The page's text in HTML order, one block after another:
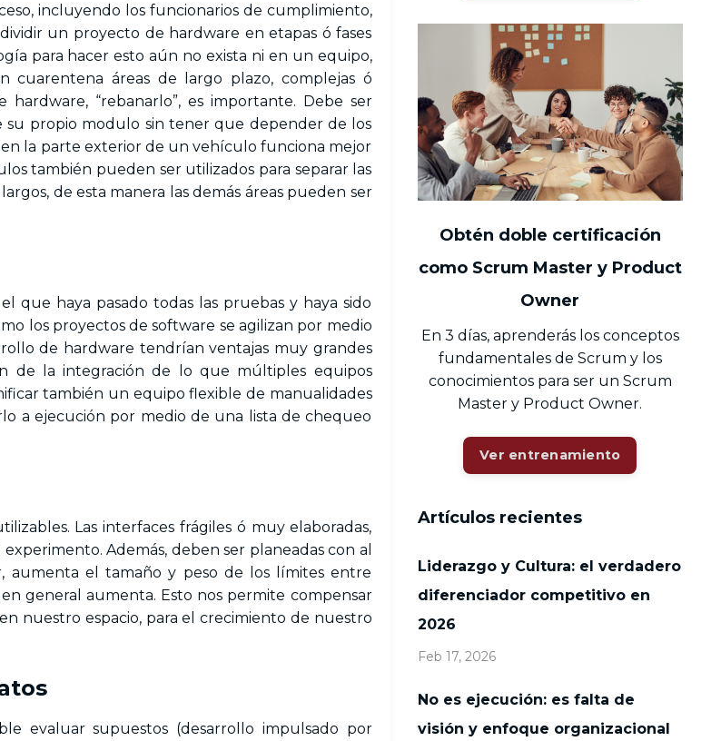
incluyendo los funcionarios de cumplimiento,
un proyecto de hardware en etapas ó fases
para hacer esto aún no exista ni en un equipo,
cuarentena áreas de largo plazo, complejas ó
“rebanarlo”, es importante. Debe ser
su propio modulo sin tener que depender de los
la parte exterior de un vehículo funciona mejor
también pueden ser utilizados para separar las
de esta manera las demás áreas pueden ser
haya pasado todas las pruebas y haya sido
los proyectos de software se agilizan por medio
de hardware tendrían ventajas muy grandes
de la integración de lo que múltiples equipos
también un equipo flexible de manualidades
a ejecución por medio de una lista de chequeo
Las interfaces frágiles ó muy elaboradas,
Además, deben ser planeadas con al
aumenta el tamaño y peso de los límites entre
general aumenta. Esto nos permite compensar
nuestro espacio, para el crecimiento de nuestro
evaluar supuestos (desarrollo impulsado por
Obtén doble certificación
como Scrum Master y Product
Owner
En 3 días, aprenderás los conceptos
fundamentales de Scrum y los
conocimientos para ser un Scrum
Master y Product Owner.
Ver entrenamiento
Artículos recientes
Liderazgo y Cultura: el verdadero
diferenciador competitivo en
2026
Feb 17, 2026
No es ejecución: es falta de
visión y enfoque organizacional